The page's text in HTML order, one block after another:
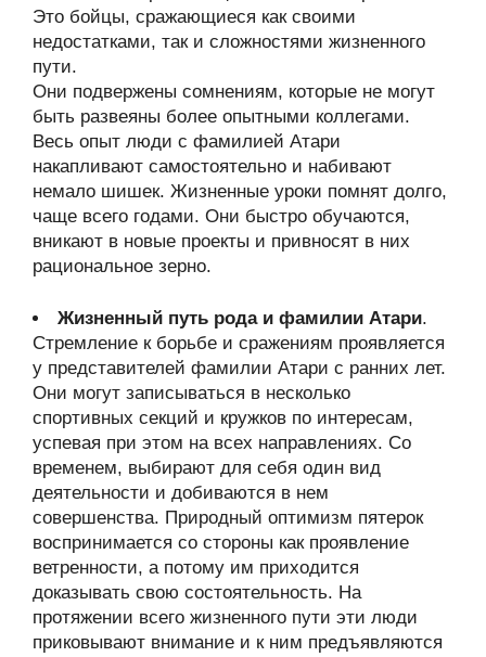
Это бойцы, сражающиеся как своими
недостатками, так и сложностями жизненного
пути.
Они подвержены сомнениям, которые не могут
быть развеяны более опытными коллегами.
Весь опыт люди с фамилией Атари
накапливают самостоятельно и набивают
немало шишек. Жизненные уроки помнят долго,
чаще всего годами. Они быстро обучаются,
вникают в новые проекты и привносят в них
рациональное зерно.
Жизненный путь рода и фамилии Атари.
Стремление к борьбе и сражениям проявляется
у представителей фамилии Атари с ранних лет.
Они могут записываться в несколько
спортивных секций и кружков по интересам,
успевая при этом на всех направлениях. Со
временем, выбирают для себя один вид
деятельности и добиваются в нем
совершенства. Природный оптимизм пятерок
воспринимается со стороны как проявление
ветренности, а потому им приходится
доказывать свою состоятельность. На
протяжении всего жизненного пути эти люди
приковывают внимание и к ним предъявляются